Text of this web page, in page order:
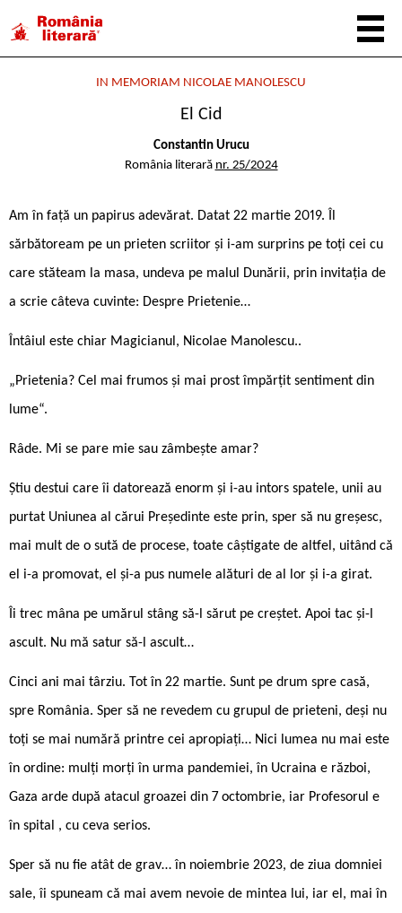
IN MEMORIAM NICOLAE MANOLESCU
El Cid
Constantin Urucu
România literară nr. 25/2024
Am în față un papirus adevărat. Datat 22 martie 2019. Îl
sărbătoream pe un prieten scriitor și i-am surprins pe toți cei cu
care stăteam la masa, undeva pe malul Dunării, prin invitația de
a scrie câteva cuvinte: Despre Prietenie…
Întâiul este chiar Magicianul, Nicolae Manolescu..
„Prietenia? Cel mai frumos și mai prost împărțit sentiment din
lume“.
Râde. Mi se pare mie sau zâmbește amar?
Știu destui care îi datorează enorm și i-au intors spatele, unii au
purtat Uniunea al cărui Președinte este prin, sper să nu greșesc,
mai mult de o sută de procese, toate câștigate de altfel, uitând că
el i-a promovat, el și-a pus numele alături de al lor și i-a girat.
Îi trec mâna pe umărul stâng să-l sărut pe creștet. Apoi tac și-l
ascult. Nu mă satur să-l ascult…
Cinci ani mai târziu. Tot în 22 martie. Sunt pe drum spre casă,
spre România. Sper să ne revedem cu grupul de prieteni, deși nu
toți se mai numără printre cei apropiați… Nici lumea nu mai este
în ordine: mulți morți în urma pandemiei, în Ucraina e război,
Gaza arde după atacul groazei din 7 octombrie, iar Profesorul e
în spital , cu ceva serios.
Sper să nu fie atât de grav… în noiembrie 2023, de ziua domniei
sale, îi spuneam că mai avem nevoie de mintea lui, iar el, mai în